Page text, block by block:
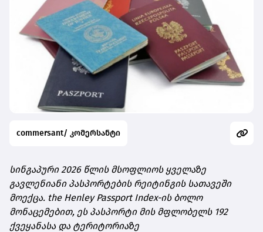
commersant/ კომერსანტი
სინგაპური 2026 წლის მსოფლიოს ყველაზე
გავლენიანი პასპორტების რეიტინგის სათავეში
მოექცა. the Henley Passport Index-ის ბოლო
მონაცემებით, ეს პასპორტი მის მფლობელს 192
ქვეყანასა და ტერიტორიაზე